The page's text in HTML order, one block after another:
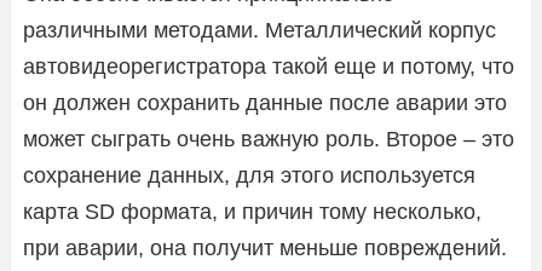
различными методами. Металлический корпус
автовидеорегистратора такой еще и потому, что
он должен сохранить данные после аварии это
может сыграть очень важную роль. Второе – это
сохранение данных, для этого используется
карта SD формата, и причин тому несколько,
при аварии, она получит меньше повреждений.